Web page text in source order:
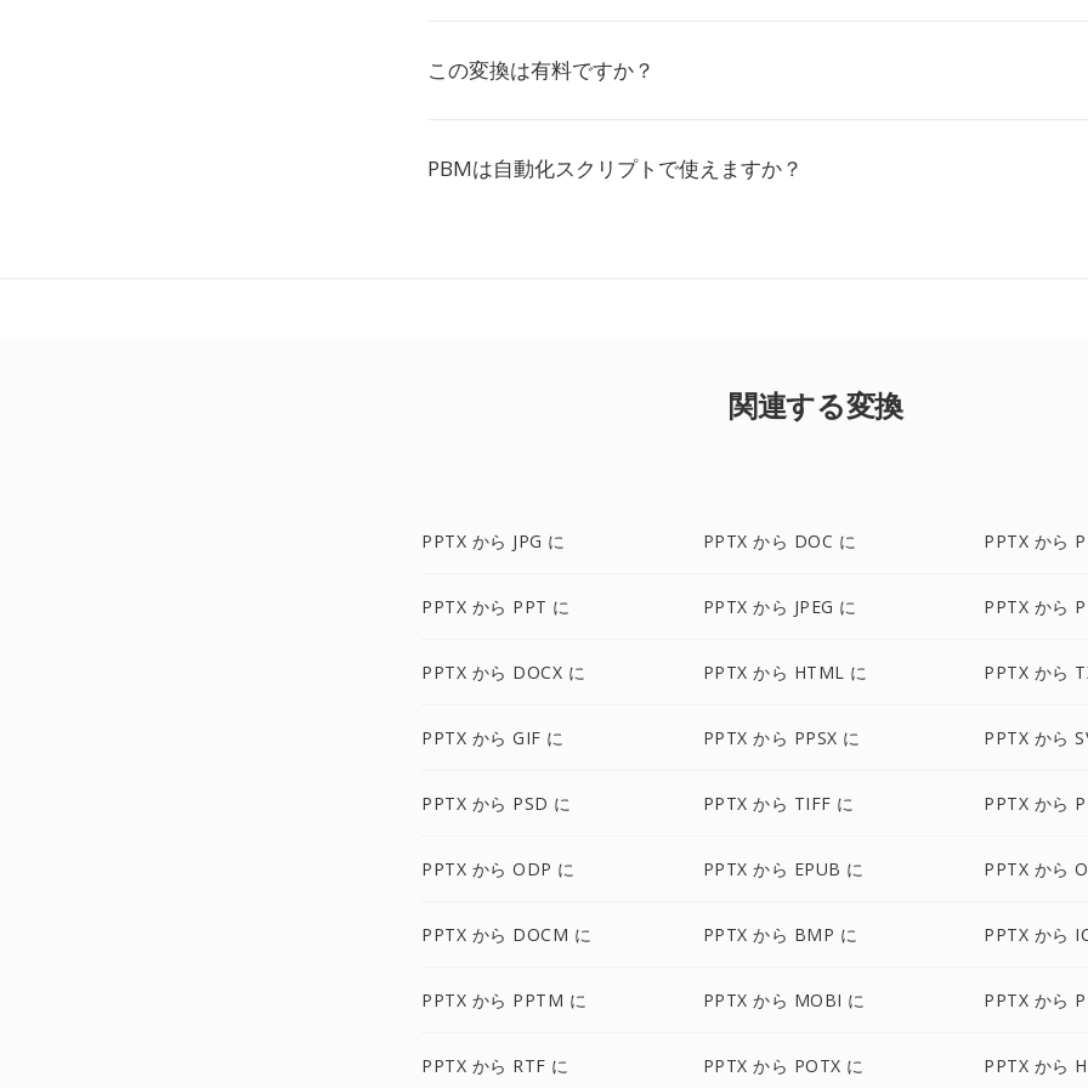
この変換は有料ですか？
PBMは自動化スクリプトで使えますか？
関連する変換
PPTX から JPG に PPTX から DOC に PPTX から
PPTX から PPT に PPTX から JPEG に PPTX から
PPTX から DOCX に PPTX から HTML に PPTX から
PPTX から GIF に PPTX から PPSX に PPTX から
PPTX から PSD に PPTX から TIFF に PPTX から
PPTX から ODP に PPTX から EPUB に PPTX から
PPTX から DOCM に PPTX から BMP に PPTX から
PPTX から PPTM に PPTX から MOBI に PPTX から
PPTX から RTF に PPTX から POTX に PPTX から